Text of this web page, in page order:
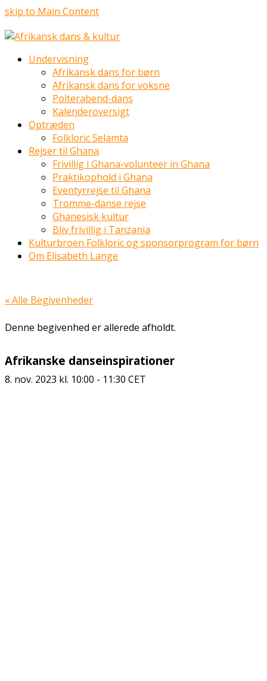
skip to Main Content
Undervisning
Afrikansk dans for børn
Afrikansk dans for voksne
Polterabend-dans
Kalenderoversigt
Optræden
Folkloric Selamta
Rejser til Ghana
Frivillig i Ghana-volunteer in Ghana
Praktikophold i Ghana
Eventyrrejse til Ghana
Tromme-danse rejse
Ghanesisk kultur
Bliv frivillig i Tanzania
Kulturbroen Folkloric og sponsorprogram for børn
Om Elisabeth Lange
« Alle Begivenheder
Denne begivenhed er allerede afholdt.
Afrikanske danseinspirationer
8. nov. 2023 kl. 10:00 - 11:30 CET